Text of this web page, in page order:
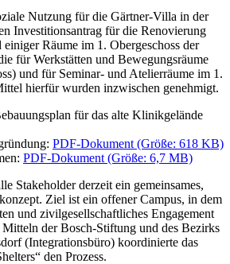
Nutzung für die Gärtner-Villa in der
Investitionsantrag für die Renovierung
Räume im 1. Obergeschoss der
für Werkstätten und Bewegungsräume
und für Seminar- und Atelierräume im 1.
hierfür wurden inzwischen genehmigt.
für das alte Klinikgelände
PDF-Dokument (Größe: 618 KB)
PDF-Dokument (Größe: 6,7 MB)
Stakeholder derzeit ein gemeinsames,
Ziel ist ein offener Campus, in dem
und zivilgesellschaftliches Engagement
der Bosch-Stiftung und des Bezirks
(Integrationsbüro) koordinierte das
den Prozess.